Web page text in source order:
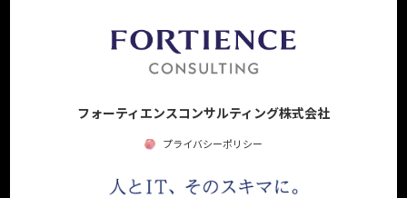
フォーティエンスコンサルティング株式会社
プライバシーポリシー